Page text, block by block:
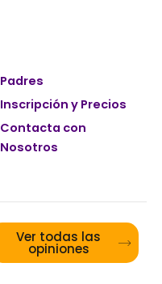
Padres
Inscripción y Precios
Contacta con
Nosotros
Ver todas las
opiniones